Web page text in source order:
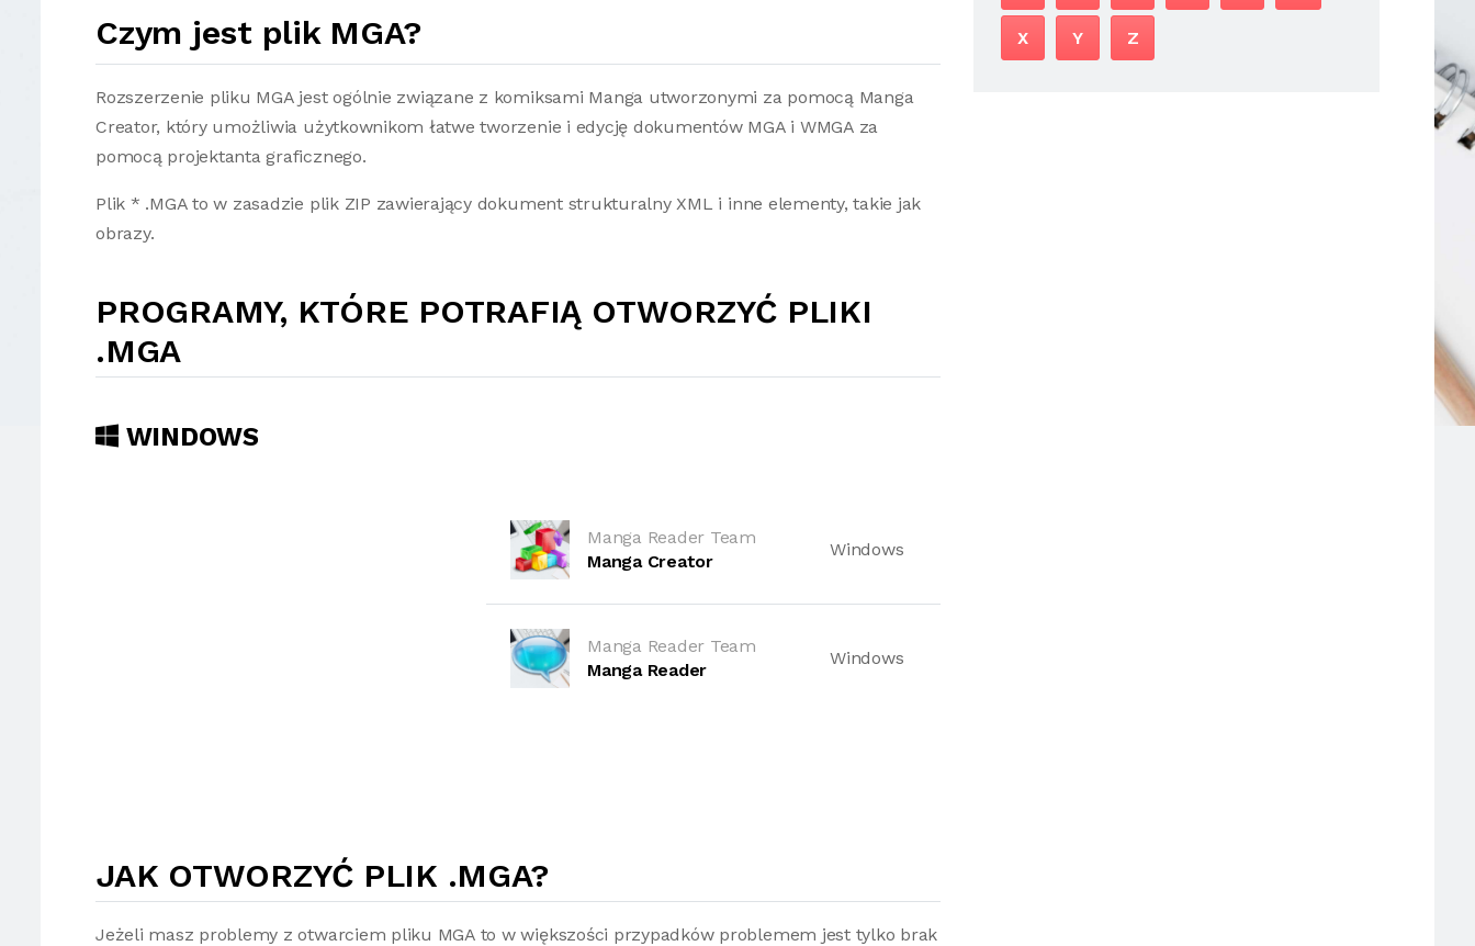
Czym jest plik MGA?
Rozszerzenie pliku MGA jest ogólnie związane z komiksami Manga utworzonymi za pomocą Manga
Creator, który umożliwia użytkownikom łatwe tworzenie i edycję dokumentów MGA i WMGA za
pomocą projektanta graficznego.
Plik * .MGA to w zasadzie plik ZIP zawierający dokument strukturalny XML i inne elementy, takie jak
obrazy.
PROGRAMY, KTÓRE POTRAFIĄ OTWORZYĆ PLIKI
.MGA
WINDOWS
Manga Reader Team
Manga Creator
Windows
Manga Reader Team
Manga Reader
Windows
JAK OTWORZYĆ PLIK .MGA?
Jeżeli masz problemy z otwarciem pliku MGA to w większości przypadków problemem jest tylko brak
X Y Z